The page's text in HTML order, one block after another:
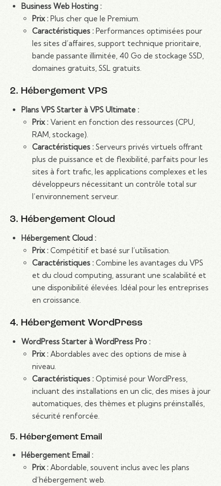
Business Web Hosting :
Prix : Plus cher que le Premium.
Caractéristiques : Performances optimisées pour
les sites d’affaires, support technique prioritaire,
bande passante illimitée, 40 Go de stockage SSD,
domaines gratuits, SSL gratuits.
2. Hébergement VPS
Plans VPS Starter à VPS Ultimate :
Prix : Varient en fonction des ressources (CPU,
RAM, stockage).
Caractéristiques : Serveurs privés virtuels offrant
plus de puissance et de flexibilité, parfaits pour les
sites à fort trafic, les applications complexes et les
développeurs nécessitant un contrôle total sur
l’environnement serveur.
3. Hébergement Cloud
Hébergement Cloud :
Prix : Compétitif et basé sur l’utilisation.
Caractéristiques : Combine les avantages du VPS
et du cloud computing, assurant une scalabilité et
une disponibilité élevées. Idéal pour les entreprises
en croissance.
4. Hébergement WordPress
WordPress Starter à WordPress Pro :
Prix : Abordables avec des options de mise à
niveau.
Caractéristiques : Optimisé pour WordPress,
incluant des installations en un clic, des mises à jour
automatiques, des thèmes et plugins préinstallés,
sécurité renforcée.
5. Hébergement Email
Hébergement Email :
Prix : Abordable, souvent inclus avec les plans
d’hébergement web.